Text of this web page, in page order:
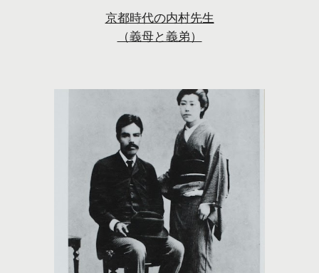
京都時代の内村先生
（義母と義弟）